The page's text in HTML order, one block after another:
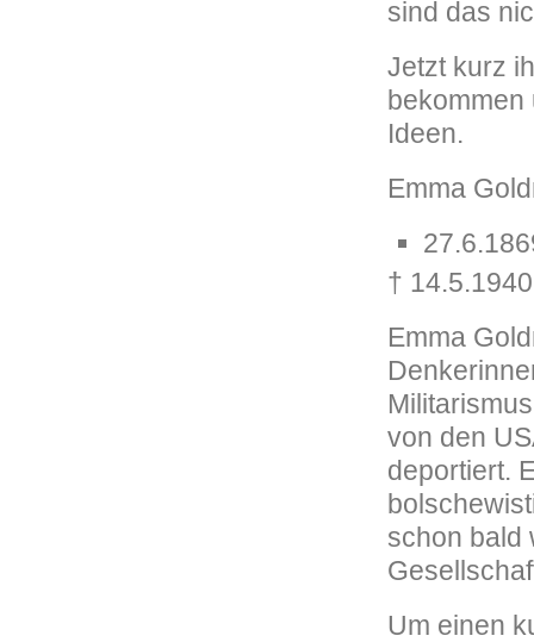
sind das
Jetzt kurz
bekommen
Ideen.
Emma
†
Emma
von den
deportiert.
schon bald
Um einen